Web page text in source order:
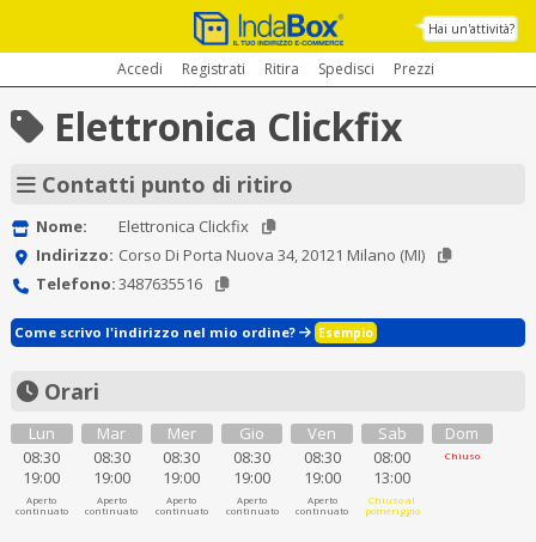
Hai un'attività?
Accedi Registrati Ritira Spedisci Prezzi
Elettronica Clickfix
Contatti punto di ritiro
Nome:
Elettronica Clickfix
Indirizzo: Corso Di Porta Nuova 34, 20121 Milano (MI)
Telefono:3487635516
Come scrivo l'indirizzo nel mio ordine? Esempio
Orari
Lun
08:30
19:00
Aperto
continuato
Mar
08:30
19:00
Aperto
continuato
Mer
08:30
19:00
Aperto
continuato
Gio
08:30
19:00
Aperto
continuato
Ven
08:30
19:00
Aperto
continuato
Sab
08:00
13:00
Chiuso al
pomeriggio
Dom
Chiuso